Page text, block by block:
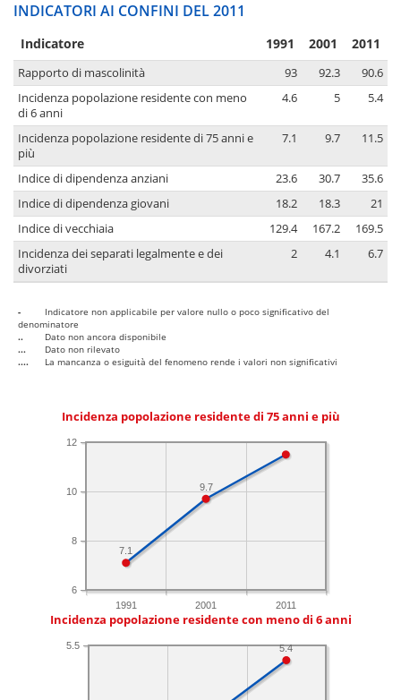
INDICATORI AI CONFINI DEL 2011
Indicatore 1991 2001 2011
Rapporto di mascolinità 93 92.3
90.6
Incidenza popolazione residente con meno
di 6 anni
4.6 5 5.4
Incidenza popolazione residente di 75 anni e
più
7.1 9.7 11.5
Indice di dipendenza anziani 23.6 30.7
35.6
Indice di dipendenza giovani
18.2 18.3
21
Indice di vecchiaia
129.4 167.2
169.5
Incidenza dei separati legalmente e dei
divorziati
2 4.1 6.7
-
Indicatore non applicabile per valore nullo o poco significativo del
denominatore
..
Dato non ancora disponibile
...
Dato non rilevato
....
La mancanza o esiguità del fenomeno rende i valori non significativi
Incidenza popolazione residente di 75 anni e più
1991 2001 2011
6
8
10
12
9.7
7.1
Incidenza popolazione residente con meno di 6 anni
5.5 5.4